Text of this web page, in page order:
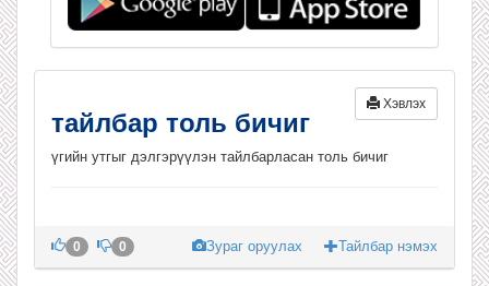
Хэвлэх
тайлбар толь бичиг
үгийн утгыг дэлгэрүүлэн тайлбарласан толь бичиг
Зураг оруулах Тайлбар нэмэх
0 0